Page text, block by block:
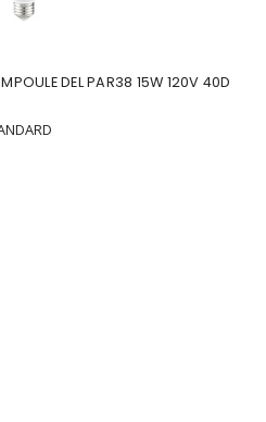
DEL PAR38 15W 120V 40D